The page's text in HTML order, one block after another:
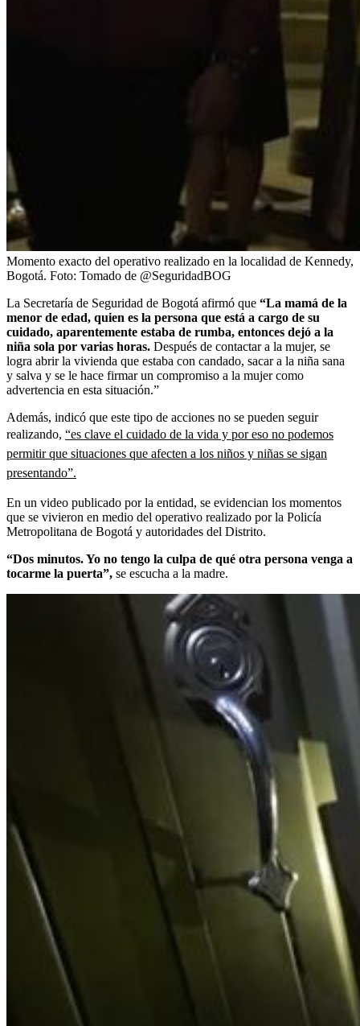
Momento exacto del operativo realizado en la localidad de Kennedy,
Bogotá. Foto: Tomado de @SeguridadBOG
La Secretaría de Seguridad de Bogotá afirmó que “La mamá de la
menor de edad, quien es la persona que está a cargo de su
cuidado, aparentemente estaba de rumba, entonces dejó a la
niña sola por varias horas. Después de contactar a la mujer, se
logra abrir la vivienda que estaba con candado, sacar a la niña sana
y salva y se le hace firmar un compromiso a la mujer como
advertencia en esta situación.”
Además, indicó que este tipo de acciones no se pueden seguir
realizando, “es clave el cuidado de la vida y por eso no podemos
permitir que situaciones que afecten a los niños y niñas se sigan
presentando”.
En un video publicado por la entidad, se evidencian los momentos
que se vivieron en medio del operativo realizado por la Policía
Metropolitana de Bogotá y autoridades del Distrito.
“Dos minutos. Yo no tengo la culpa de qué otra persona venga a
tocarme la puerta”, se escucha a la madre.